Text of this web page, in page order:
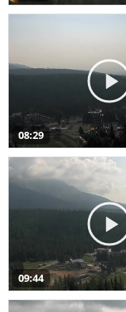
08:29
09:44